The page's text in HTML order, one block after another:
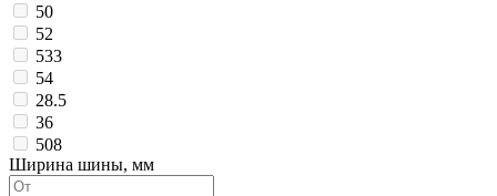
50
52
533
54
28.5
36
508
Ширина шины, мм